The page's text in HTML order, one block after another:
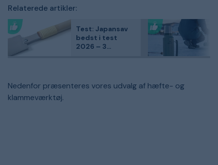
Relaterede artikler:
Test: Japansav
bedst i test
2026 – 3
Nedenfor præsenteres vores udvalg af hæfte- og
klammeværktøj.